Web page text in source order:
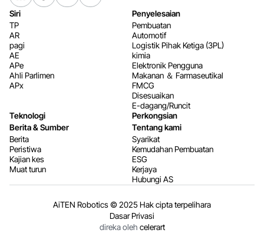
Siri
TP
AR
pagi
AE
APe
Ahli Parlimen
APx
Penyelesaian
Pembuatan
Automotif
Logistik Pihak Ketiga (3PL)
kimia
Elektronik Pengguna
Makanan ＆ Farmaseutikal
FMCG
Disesuaikan
E-dagang/Runcit
Teknologi
Perkongsian
Berita & Sumber
Berita
Peristiwa
Kajian kes
Muat turun
Tentang kami
Syarikat
Kemudahan Pembuatan
ESG
Kerjaya
Hubungi AS
AiTEN Robotics © 2025 Hak cipta terpelihara
Dasar Privasi
direka oleh celerart